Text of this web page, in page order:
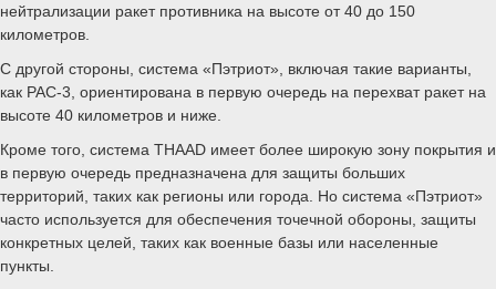
нейтрализации ракет противника на высоте от 40 до 150
километров.
С другой стороны, система «Пэтриот», включая такие варианты,
как PAC-3, ориентирована в первую очередь на перехват ракет на
высоте 40 километров и ниже.
Кроме того, система THAAD имеет более широкую зону покрытия и
в первую очередь предназначена для защиты больших
территорий, таких как регионы или города. Но система «Пэтриот»
часто используется для обеспечения точечной обороны, защиты
конкретных целей, таких как военные базы или населенные
пункты.